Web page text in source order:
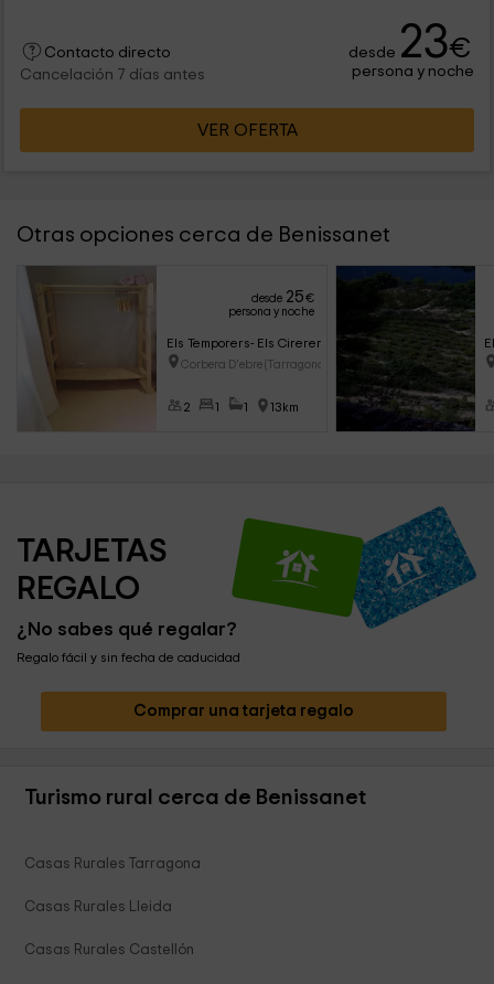
Contacto directo
Cancelación 7 días antes
desde 23€
persona y noche
VER OFERTA
Otras opciones cerca de Benissanet
desde 25€
persona y noche
Els Temporers- Els Cirerers
Corbera D'ebre (Tarragona)
2 1 1 13km
TARJETAS
REGALO
¿No sabes qué regalar?
Regalo fácil y sin fecha de caducidad
Comprar una tarjeta regalo
Turismo rural cerca de Benissanet
Casas Rurales Tarragona
Casas Rurales Lleida
Casas Rurales Castellón